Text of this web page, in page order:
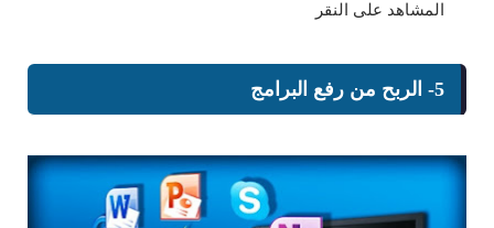
المشاهد على النقر
5- الربح من رفع البرامج